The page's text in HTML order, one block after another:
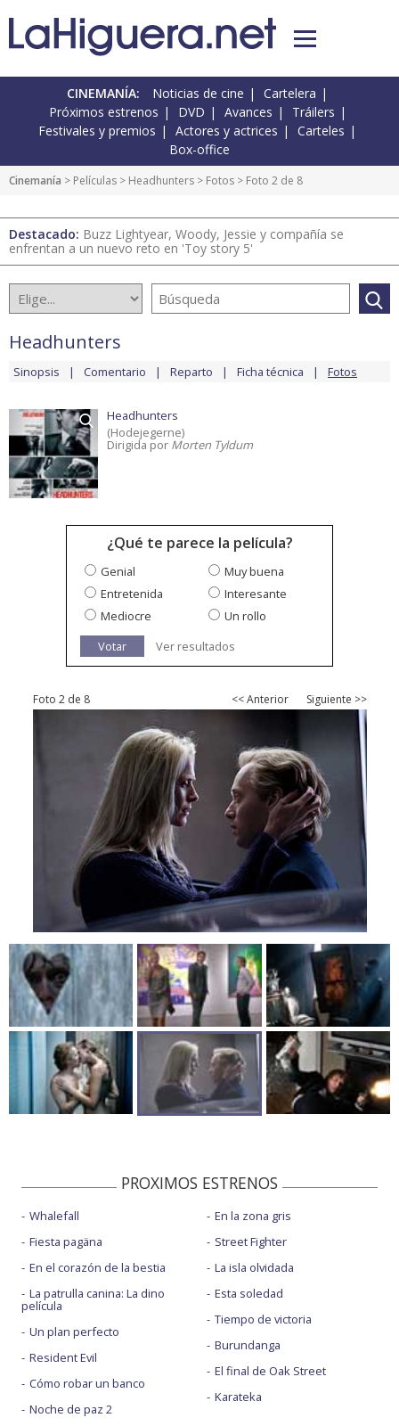
CINEMANÍA: Noticias de cine
Cartelera
Próximos estrenos
DVD Avances
Tráilers
Festivales y premios
Actores y actrices
Carteles
Box-office
Cinemanía > Películas > Headhunters > Fotos > Foto 2 de 8
Destacado: Buzz Lightyear, Woody, Jessie y compañía se
enfrentan a un nuevo reto en 'Toy story 5'
Headhunters
Sinopsis Comentario Reparto Ficha técnica Fotos
Headhunters
(Hodejegerne)
Dirigida por Morten Tyldum
¿Qué te parece la película?
Genial
Muy buena
Entretenida
Interesante
Mediocre
Un rollo
Votar
Ver resultados
Foto 2 de 8 << Anterior Siguiente >>
PROXIMOS ESTRENOS
Whalefall
Fiesta pagäna
En el corazón de la bestia
La patrulla canina: La dino
película
Un plan perfecto
Resident Evil
Cómo robar un banco
Noche de paz 2
En la zona gris
Street Fighter
La isla olvidada
Esta soledad
Tiempo de victoria
Burundanga
El final de Oak Street
Karateka